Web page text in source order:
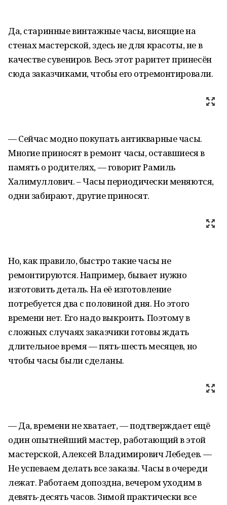
Да, старинные винтажные часы, висящие на
стенах мастерской, здесь не для красоты, не в
качестве сувениров. Весь этот раритет принесён
сюда заказчиками, чтобы его отремонтировали.
— Сейчас модно покупать антикварные часы.
Многие приносят в ремонт часы, оставшиеся в
память о родителях, — говорит Рамиль
Халимуллович. – Часы периодически меняются,
одни забирают, другие приносят.
Но, как правило, быстро такие часы не
ремонтируются. Например, бывает нужно
изготовить деталь. На её изготовление
потребуется два с половиной дня. Но этого
времени нет. Его надо выкроить. Поэтому в
сложных случаях заказчики готовы ждать
длительное время — пять-шесть месяцев, но
чтобы часы были сделаны.
— Да, времени не хватает, — подтверждает ещё
один опытнейший мастер, работающий в этой
мастерской, Алексей Владимирович Лебедев. —
Не успеваем делать все заказы. Часы в очереди
лежат. Работаем допоздна, вечером уходим в
девять-десять часов. Зимой практически все